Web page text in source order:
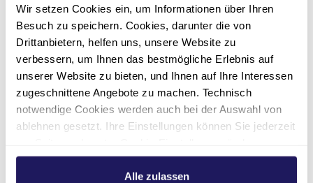
Wir setzen Cookies ein, um Informationen über Ihren
Besuch zu speichern. Cookies, darunter die von
Drittanbietern, helfen uns, unsere Website zu
verbessern, um Ihnen das bestmögliche Erlebnis auf
unserer Website zu bieten, und Ihnen auf Ihre Interessen
zugeschnittene Angebote zu machen. Technisch
notwendige Cookies werden auch bei der Auswahl von
ablehnen gesetzt. Ihre Einstellungen können Sie jederzeit
Weitere Informationen hierzu finden Sie in unserer
.
Alle zulassen